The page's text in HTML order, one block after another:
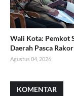
Wali Kota: Pemkot
Daerah Pasca
Agustus 04, 2026
KOMENTAR